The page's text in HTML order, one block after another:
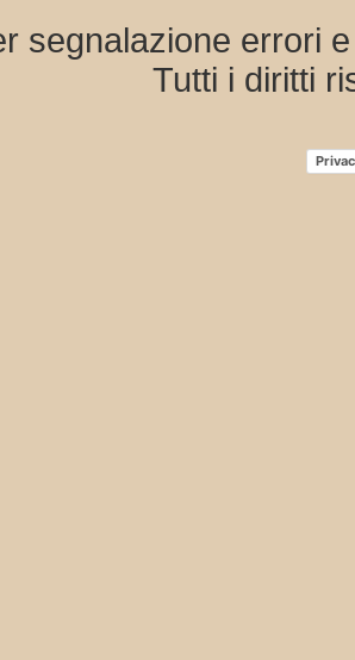
segnalazione errori
Tutti i diritti